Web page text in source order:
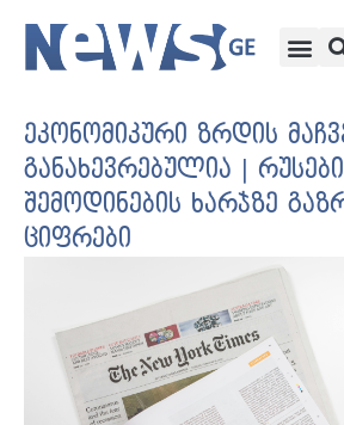
ეკონომიკური ზრდის
განახევრებულია |
შემოდინების ხარჯზე
ციფრები